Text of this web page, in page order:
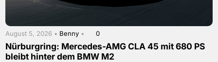
August 5, 2026 • Benny • 0
Nürburgring: Mercedes-AMG CLA 45 mit 680 PS
bleibt hinter dem BMW M2